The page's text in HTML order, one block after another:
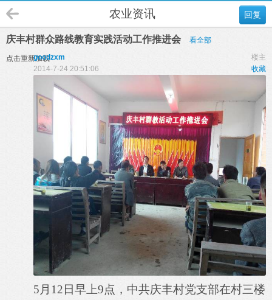
回复
农业资讯
庆丰村群众路线教育实践活动工作推进会 看全部
点击重新加载 楼主
goodzxm
收藏
2014-7-24 20:51:06
5月12日早上9点，中共庆丰村党支部在村三楼